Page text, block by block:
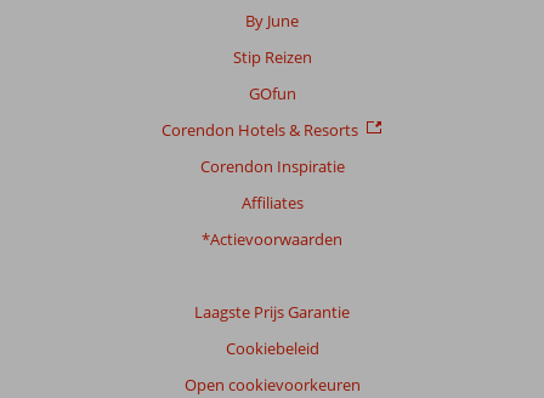
By June
Stip Reizen
GOfun
Corendon Hotels & Resorts
Corendon Inspiratie
Affiliates
*Actievoorwaarden
Laagste Prijs Garantie
Cookiebeleid
Open cookievoorkeuren